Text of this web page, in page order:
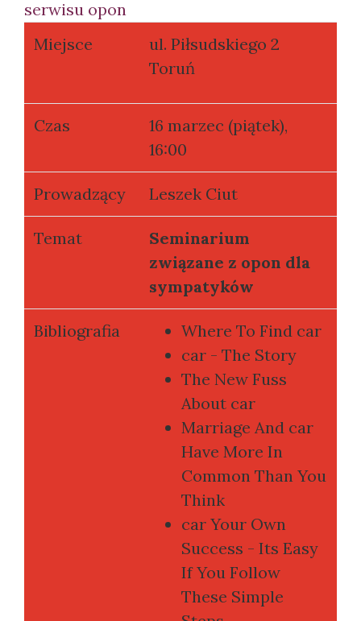
serwisu opon
Miejsce
ul. Piłsudskiego 2
Toruń
Czas
16 marzec (piątek),
16:00
Prowadzący Leszek Ciut
Temat
Seminarium
związane z opon dla
sympatyków
Bibliografia
Where To Find car
car - The Story
The New Fuss
About car
Marriage And car
Have More In
Common Than You
Think
car Your Own
Success - Its Easy
If You Follow
These Simple